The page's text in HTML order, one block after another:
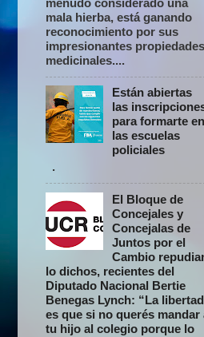
mala hierba, está ganando
reconocimiento por sus
impresionantes propiedades
medicinales....
Están abiertas
las
para formarte en
las escuelas
policiales
.
El Bloque de
Concejales y
Concejalas de
Juntos por el
Cambio
lo dichos, recientes del
Diputado Nacional Bertie
Benegas Lynch: “La libertad
es que si no querés mandar
tu hijo al colegio porque lo